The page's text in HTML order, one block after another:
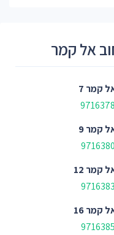
אל קמר
קמר 7
קמר 9
קמר 12
קמר 16